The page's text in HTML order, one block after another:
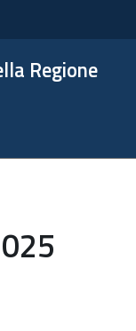
Regione